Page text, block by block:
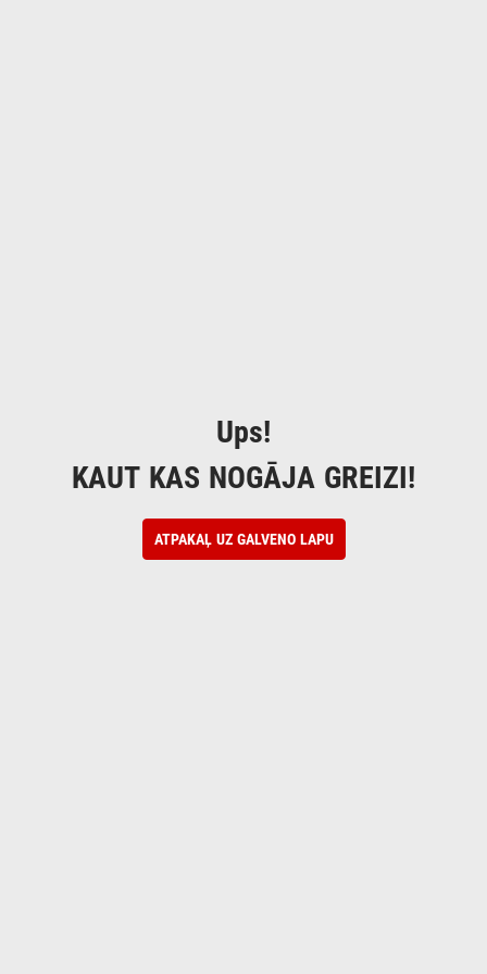
Ups!
KAUT KAS NOGĀJA GREIZI!
ATPAKAĻ UZ GALVENO LAPU